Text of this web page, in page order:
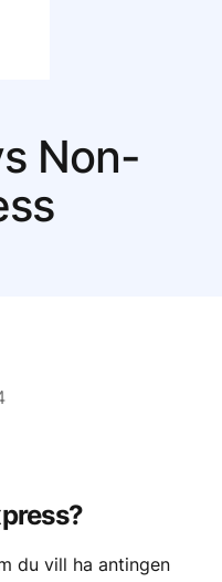
Non-
du vill ha antingen